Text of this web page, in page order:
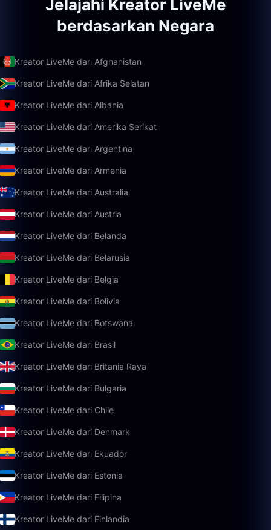
Jelajahi Kreator LiveMe
berdasarkan Negara
Kreator LiveMe dari Afghanistan
Kreator LiveMe dari Afrika Selatan
Kreator LiveMe dari Albania
Kreator LiveMe dari Amerika Serikat
Kreator LiveMe dari Argentina
Kreator LiveMe dari Armenia
Kreator LiveMe dari Australia
Kreator LiveMe dari Austria
Kreator LiveMe dari Belanda
Kreator LiveMe dari Belarusia
Kreator LiveMe dari Belgia
Kreator LiveMe dari Bolivia
Kreator LiveMe dari Botswana
Kreator LiveMe dari Brasil
Kreator LiveMe dari Britania Raya
Kreator LiveMe dari Bulgaria
Kreator LiveMe dari Chile
Kreator LiveMe dari Denmark
Kreator LiveMe dari Ekuador
Kreator LiveMe dari Estonia
Kreator LiveMe dari Filipina
Kreator LiveMe dari Finlandia